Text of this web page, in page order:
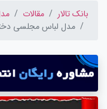
بانک تالار مقالات
مدل لباس مجلسی